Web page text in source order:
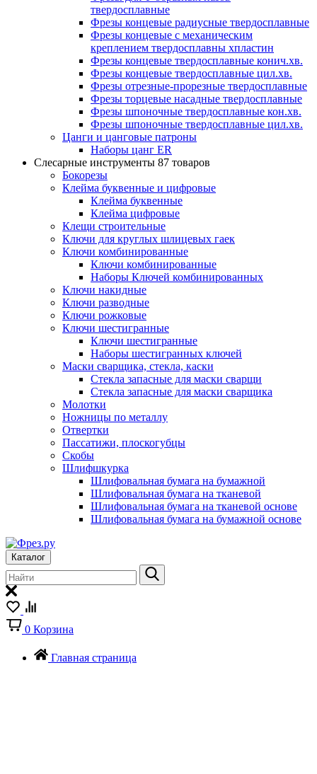
твердосплавные
Фрезы концевые радиусные твердосплавные
Фрезы концевые с механическим
креплением твердосплавны хпластин
Фрезы концевые твердосплавные конич.хв.
Фрезы концевые твердосплавные цил.хв.
Фрезы отрезные-прорезные твердосплавные
Фрезы торцевые насадные твердосплавные
Фрезы шпоночные твердосплавные кон.хв.
Фрезы шпоночные твердосплавные цил.хв.
Цанги и цанговые патроны
Наборы цанг ER
Слесарные инструменты 87 товаров
Бокорезы
Клейма буквенные и цифровые
Клейма буквенные
Клейма цифровые
Клещи строительные
Ключи для круглых шлицевых гаек
Ключи комбинированные
Ключи комбинированные
Наборы Ключей комбинированных
Ключи накидные
Ключи разводные
Ключи рожковые
Ключи шестигранные
Ключи шестигранные
Наборы шестигранных ключей
Маски сварщика, стекла, каски
Стекла запасные для маски сварщи
Стекла запасные для маски сварщика
Молотки
Ножницы по металлу
Отвертки
Пассатижи, плоскогубцы
Скобы
Шлифшкурка
Шлифовальная бумага на бумажной
Шлифовальная бумага на тканевой
Шлифовальная бумага на тканевой основе
Шлифовальная бумага на бумажной основе
Каталог
0 Корзина
Главная страница